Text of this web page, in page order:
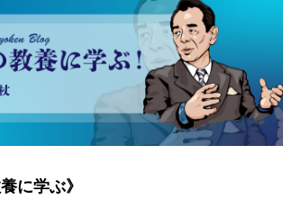
職場の教養に学ぶ！～転ばぬ先の杖～
に学ぶ》